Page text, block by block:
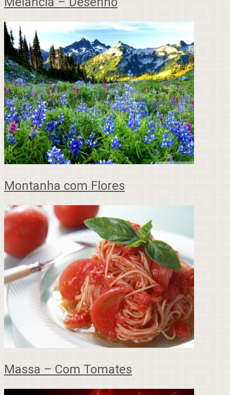
Montanha com Flores
Massa – Com Tomates